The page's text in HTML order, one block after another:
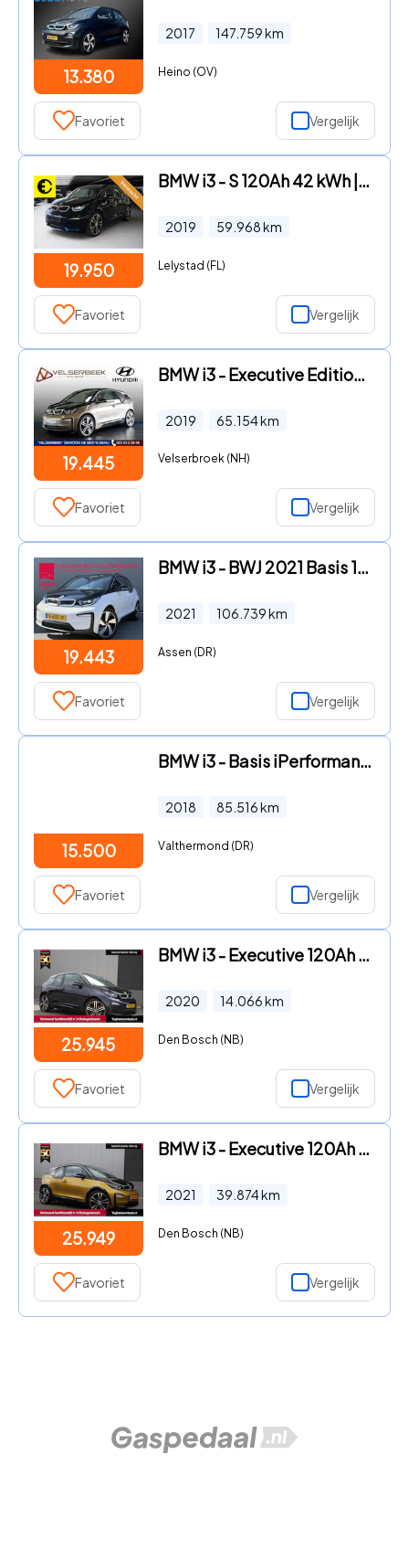
13.380
2017 147.759km
Heino (OV)
Favoriet Vergelijk
19.950
BMW i3 - S 120Ah 42 kWh |SOH 90, 8% | Stoelverwarming | Achteruitrijc
2019 59.968km
Lelystad (FL)
Favoriet Vergelijk
19.445
BMW i3 - Executive Edition 120Ah 42 kWh ** Open Dak
2019 65.154km
Velserbroek (NH)
Favoriet Vergelijk
19.443
BMW i3 - BWJ 2021 Basis 120Ah 170 PK 42 kWh FULL LED | CAMERA | ADAPT
2021 106.739km
Assen (DR)
Favoriet Vergelijk
15.500
BMW i3 - Basis iPerformance 94Ah 33 kWh Soh 87% CAMERA NAVI ECC CRUIS
2018 85.516km
Valthermond (DR)
Favoriet Vergelijk
25.945
BMW i3 - Executive 120Ah 42 kWh/Navi-Pro/Carplay/*14.000km*/Camera/20
2020 14.066km
Den Bosch (NB)
Favoriet Vergelijk
25.949
BMW i3 - Executive 120Ah 42 kWh/*Galvanic Gold*/Carplay/1e eig./W-pom
2021 39.874km
Den Bosch (NB)
Favoriet Vergelijk